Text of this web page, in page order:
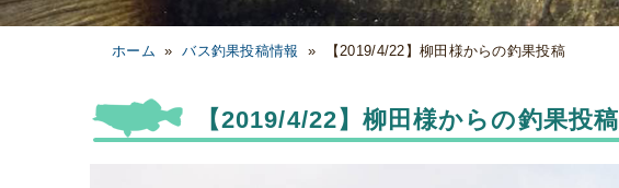
ホーム »バス釣果投稿情報 » 【2019/4/22】柳田様からの釣果投稿
【2019/4/22】柳田様からの釣果投稿